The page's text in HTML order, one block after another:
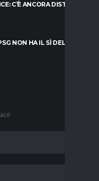
C’È ANCORA DISTANZA
NON HA IL SÌ DEL PARMA